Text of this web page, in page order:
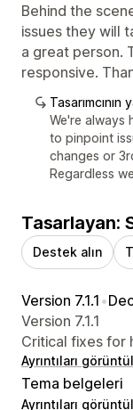
Behind the
issues they will
a great person.
responsive.
Tasarımcının
We're always
to pinpoint
changes or
Regardless
Tasarlayan:
Destek alın
Version 7.1.1 •
Version 7.1.1
Critical fixes for
Ayrıntıları
Tema belgeleri
Ayrıntıları